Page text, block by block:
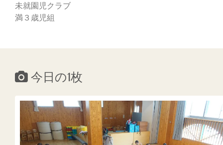
未就園児クラブ
満３歳児組
今日の1枚